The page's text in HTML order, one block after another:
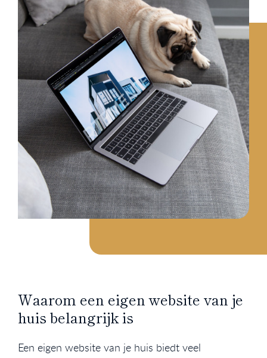
Waarom een eigen website van je
huis belangrijk is
Een eigen website van je huis biedt veel